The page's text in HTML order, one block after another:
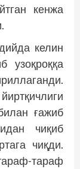
кенжа
келин
узоқроққа
ғажиб
чиқиб
чиқди.
тараф